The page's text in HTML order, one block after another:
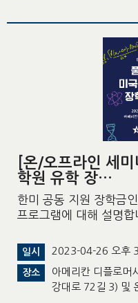
[온/오프라인 세
학원 유학 장…
한미 공동 지원 장학금
프로그램에 대해 설명합
일시 2023-04-26 오후 3
장소
아메리칸 디플로머
강대로 72길 3) 및